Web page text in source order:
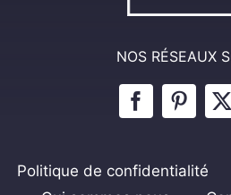
NOS RÉSEAUX
Politique de confidentialité